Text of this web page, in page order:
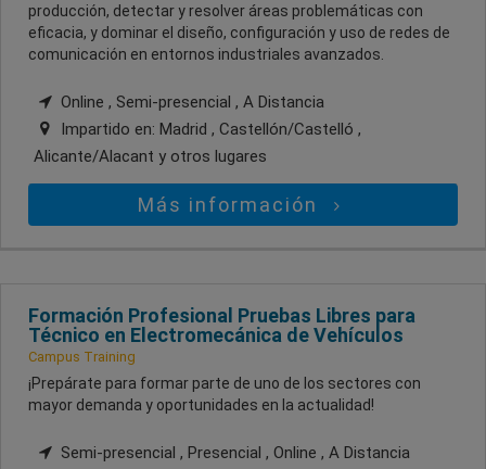
producción, detectar y resolver áreas problemáticas con
eficacia, y dominar el diseño, configuración y uso de redes de
comunicación en entornos industriales avanzados.
Online , Semi-presencial , A Distancia
Impartido en: Madrid , Castellón/Castelló ,
Alicante/Alacant y otros lugares
Más información
Formación Profesional Pruebas Libres para
Técnico en Electromecánica de Vehículos
Campus Training
¡Prepárate para formar parte de uno de los sectores con
mayor demanda y oportunidades en la actualidad!
Semi-presencial , Presencial , Online , A Distancia